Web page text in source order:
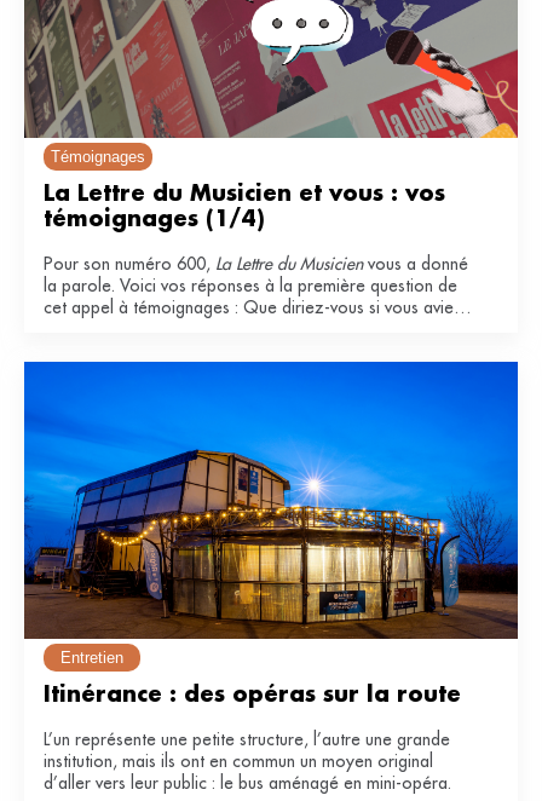
Témoignages
La Lettre du Musicien et vous : vos
témoignages (1/4)
Pour son numéro 600, La Lettre du Musicienvous a donné
la parole. Voici vos réponses à la première question de
cet appel à témoignages : Que diriez-vous si vous aviez
Entretien
Itinérance : des opéras sur la route
L’un représente une petite structure, l’autre une grande
institution, mais ils ont en commun un moyen original
d’aller vers leur public : le bus aménagé en mini-opéra.